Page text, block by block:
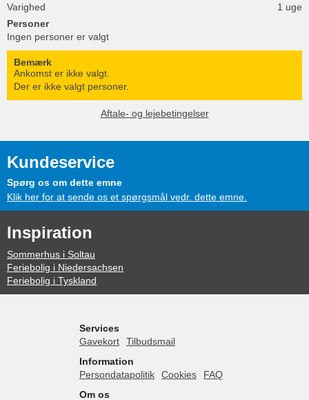
Varighed
1 uge
Personer
Ingen personer er valgt
Bemærk
Ankomst er ikke valgt.
Der er ikke valgt personer.
Aftale- og lejebetingelser
Kundeservice
Spørg os om dette emne
Klik her for at sende os et spørgsmål vedr. dette emne.
Inspiration
Sommerhus i Soltau
Feriebolig i Niedersachsen
Feriebolig i Tyskland
Services
Gavekort
Tilbudsmail
Information
Persondatapolitik
Cookies
FAQ
Om os